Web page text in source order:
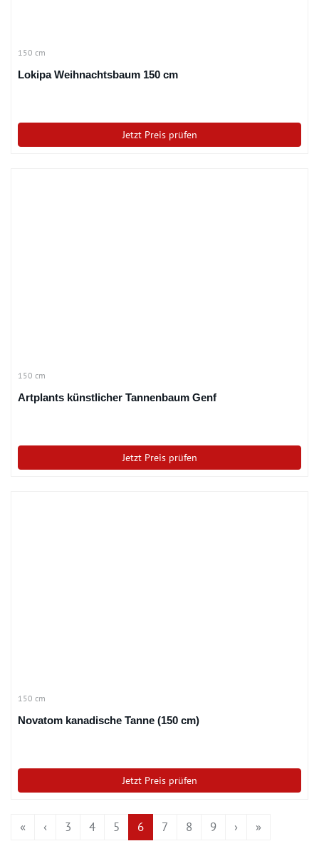
150 cm
Lokipa Weihnachtsbaum 150 cm
Jetzt Preis prüfen
150 cm
Artplants künstlicher Tannenbaum Genf
Jetzt Preis prüfen
150 cm
Novatom kanadische Tanne (150 cm)
Jetzt Preis prüfen
« ‹ 3 4 5 6 7 8 9 › »